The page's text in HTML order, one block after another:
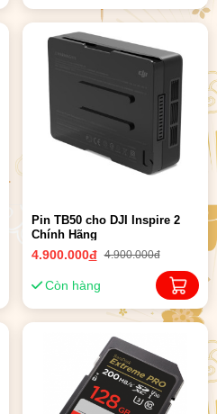
Pin TB50 cho DJI Inspire 2
Chính Hãng
4.900.000đ 4.900.000đ
Còn hàng